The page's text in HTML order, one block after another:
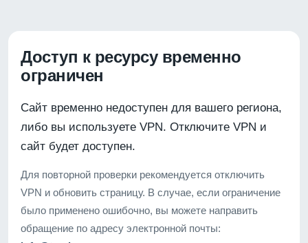
Доступ к ресурсу временно
ограничен
Сайт временно недоступен для вашего региона,
либо вы используете VPN. Отключите VPN и
сайт будет доступен.
Для повторной проверки рекомендуется отключить
VPN и обновить страницу. В случае, если ограничение
было применено ошибочно, вы можете направить
обращение по адресу электронной почты: